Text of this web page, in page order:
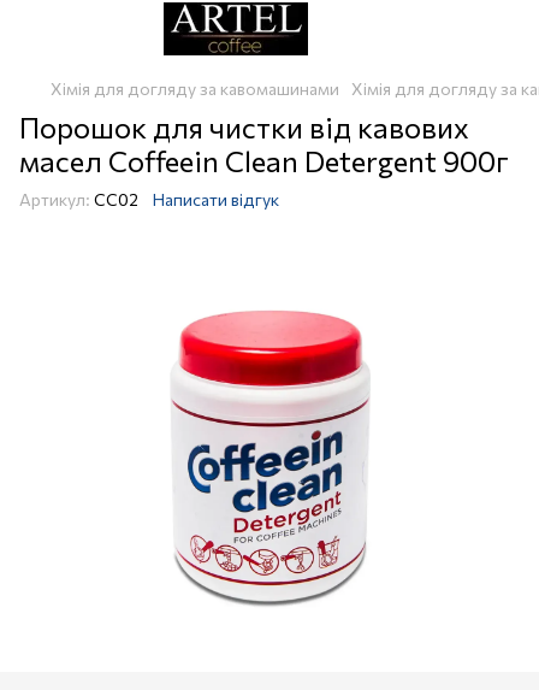
Хімія для догляду за кавомашинами Хімія для догляду за
Порошок для чистки від кавових
масел Coffeein Clean Detergent 900г
Артикул: СС02 Написати відгук